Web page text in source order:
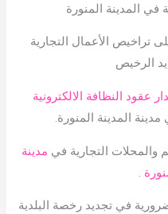
في المدينة المنورة
الأعمال التجارية
الرخيص
النظافة الالكترونية
المدينة المنورة.
والمحلات التجارية في مدينة
في تجديد رخصة البلدية